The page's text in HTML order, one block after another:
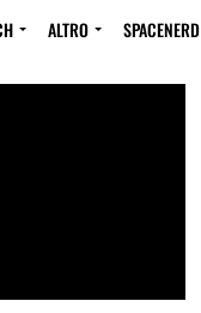
ALTRO SPACENERD